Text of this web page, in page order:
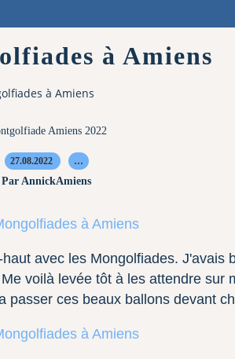
à Amiens
à Amiens
Amiens 2022
27.08.2022 …
Par AnnickAmiens
avec les Mongolfiades. J'avais
voilà levée tôt à les attendre sur
passer ces beaux ballons devant